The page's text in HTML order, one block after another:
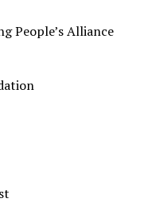
People’s Alliance